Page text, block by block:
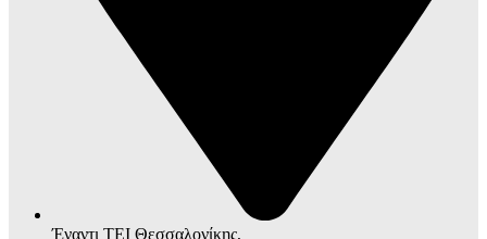
Έναντι ΤΕΙ Θεσσαλονίκης,